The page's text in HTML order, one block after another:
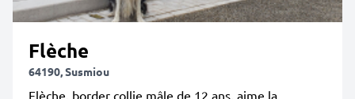
Flèche
64190, Susmiou
Flèche, border collie mâle de 12 ans, aime la